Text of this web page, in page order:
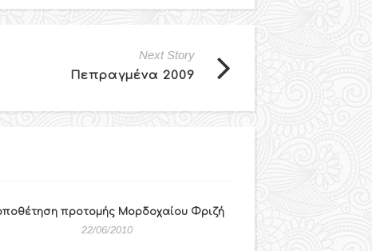
Next Story
Πεπραγμένα 2009
προτομής Μορδοχαίου Φριζή
22/06/2010